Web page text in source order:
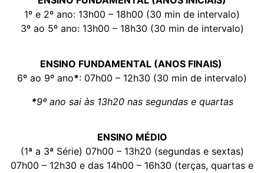
1º e 2º ano: 13h00 – 18h00 (30 min de intervalo)
3º ao 5º ano: 13h00 – 18h30 (30 min de intervalo)
ENSINO FUNDAMENTAL (ANOS FINAIS)
6º ao 9º ano*: 07h00 – 12h30 (30 min de intervalo)
*9º ano sai às 13h20 nas segundas e quartas
ENSINO MÉDIO
(1ª a 3ª Série) 07h00 – 13h20 (segundas e sextas)
07h00 – 12h30 e das 14h00 – 16h30 (terças, quartas e